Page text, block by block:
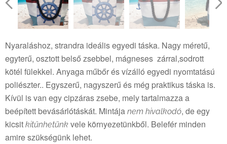
Nyaraláshoz, strandra ideális egyedi táska. Nagy méretű,
egyterű, osztott belső zsebbel, mágneses zárral,sodrott
kötél fülekkel. Anyaga műbőr és vízálló egyedi nyomtatású
poliészter.. Egyszerű, nagyszerű és még praktikus táska is.
Kívül is van egy cipzáras zsebe, mely tartalmazza a
beépített bevásárlótáskát. Mintája nem hivalkodó, de egy
kicsit kitűnhetünk vele környezetünkből. Belefér minden
amire szükségünk lehet.